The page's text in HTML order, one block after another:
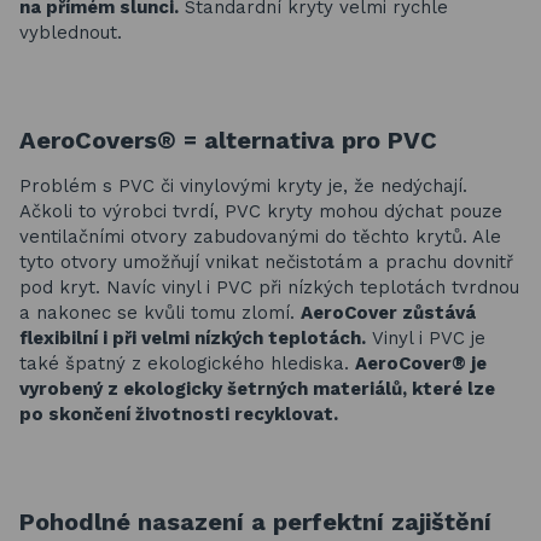
na přímém slunci. Standardní kryty velmi rychle
vyblednout.
AeroCovers® = alternativa pro PVC
Problém s PVC či vinylovými kryty je, že nedýchají.
Ačkoli to výrobci tvrdí, PVC kryty mohou dýchat pouze
ventilačními otvory zabudovanými do těchto krytů. Ale
tyto otvory umožňují vnikat nečistotám a prachu dovnitř
pod kryt. Navíc vinyl i PVC při nízkých teplotách tvrdnou
a nakonec se kvůli tomu zlomí. AeroCover zůstává
flexibilní i při velmi nízkých teplotách. Vinyl i PVC je
také špatný z ekologického hlediska. AeroCover® je
vyrobený z ekologicky šetrných materiálů, které lze
po skončení životnosti recyklovat.
Pohodlné nasazení a perfektní zajištění